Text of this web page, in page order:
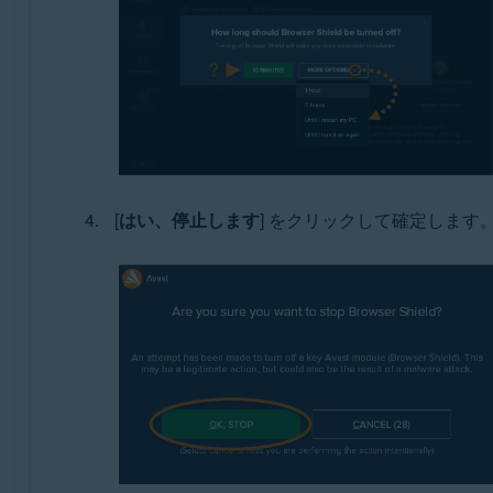
[はい、停止します] をクリックして確定します